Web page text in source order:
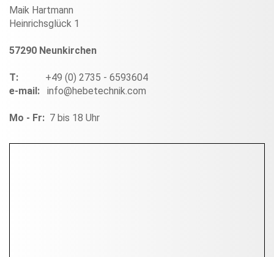
Maik Hartmann
Heinrichsglück 1
57290 Neunkirchen
T: +49 (0) 2735 - 6593604
e-mail: info@hebetechnik.com
Mo - Fr: 7 bis 18 Uhr